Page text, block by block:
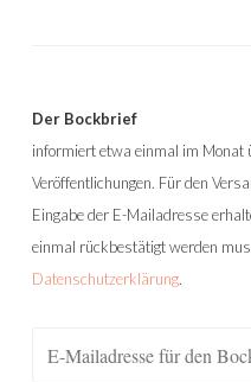
Der Bockbrief
informiert etwa einmal im Monat
Veröffentlichungen. Für den
Eingabe der E-Mailadresse
einmal rückbestätigt werden
Datenschutzerklärung.